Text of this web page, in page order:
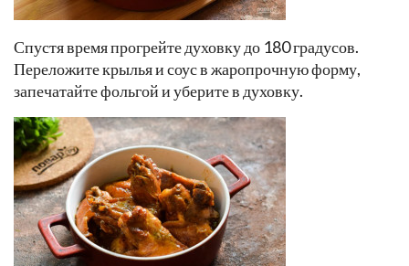
Спустя время прогрейте духовку до 180 градусов.
Переложите крылья и соус в жаропрочную форму,
запечатайте фольгой и уберите в духовку.